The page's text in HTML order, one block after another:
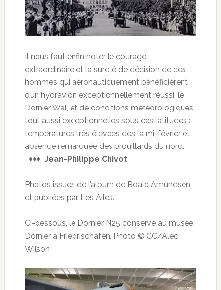
Il nous faut enfin noter le courage
extraordinaire et la sureté de décision de ces
hommes qui aéronautiquement bénéficièrent
d’un hydravion exceptionnellement réussi, le
Dornier Wal, et de conditions météorologiques
tout aussi exceptionnelles sous ces latitudes :
températures très élevées dès la mi-février et
absence remarquée des brouillards du nord.
♦♦♦ Jean-Philippe Chivot
Photos issues de l’album de Roald Amundsen
et publiées par Les Ailes.
Ci-dessous, le Dornier N25 conservé au musée
Dornier à Friedrischafen. Photo © CC/Alec
Wilson